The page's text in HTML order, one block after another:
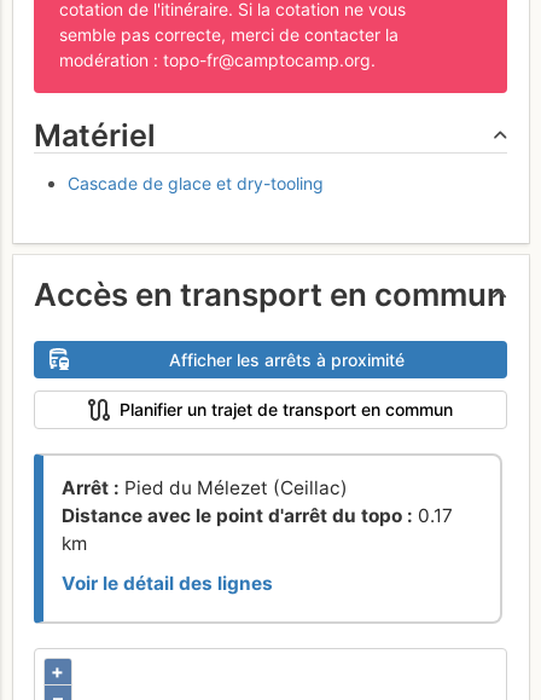
cotation de l'itinéraire. Si la cotation ne vous
semble pas correcte, merci de contacter la
modération : topo-fr@camptocamp.org.
Matériel
Cascade de glace et dry-tooling
Accès en transport en commun
Afficher les arrêts à proximité
Planifier un trajet de transport en commun
Arrêt : Pied du Mélezet (Ceillac)
Distance avec le point d'arrêt du topo : 0.17
km
Voir le détail des lignes
+